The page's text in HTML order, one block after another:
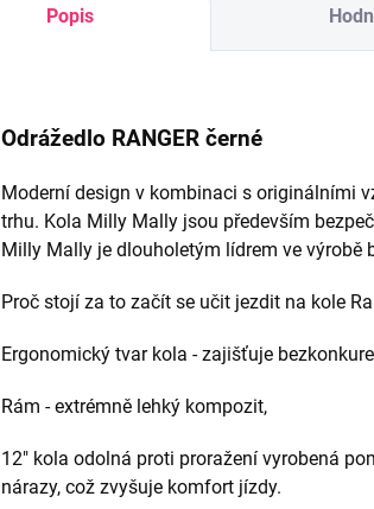
Popis
Odrážedlo RANGER černé
Moderní design v kombinaci s originálními
trhu. Kola Milly Mally jsou především
Milly Mally je dlouholetým lídrem ve výrobě
Proč stojí za to začít se učit jezdit na kole
Ergonomický tvar kola - zajišťuje
Rám - extrémně lehký kompozit,
12" kola odolná proti proražení vyrobená
nárazy, což zvyšuje komfort jízdy.